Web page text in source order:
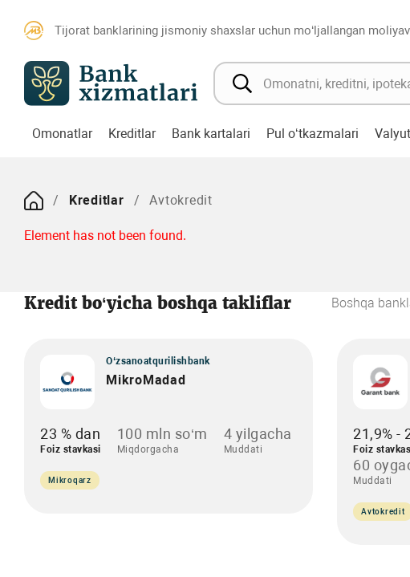
Tijorat banklarining jismoniy shaxslar uchun mo‘ljallangan
Omonatlar Kreditlar Bank kartalari Pul o‘tkazmalari
Kreditlar Avtokredit
Element has not been found.
Kredit bo‘yicha boshqa takliflar Boshqa
O‘zsanoatqurilishbank
MikroMadad
23 % dan
Foiz stavkasi
100 mln so‘m
Miqdorgacha
4 yilgacha
Muddati
Mikroqarz
21,9% -
Foiz
60
Muddati
Avtokredit